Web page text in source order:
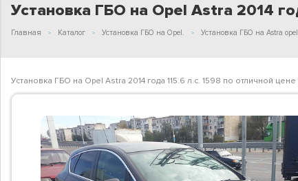
Установка ГБО на Opel Astra 2014
Главная Каталог Установка ГБО на Opel. Установка ГБО на Astra
Установка ГБО на Opel Astra 2014 года 115.6 л.с. 1598 по отличной